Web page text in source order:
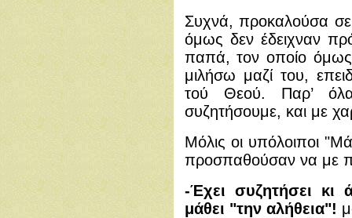
Συχνά, προκαλούσα
όμως δεν έδειχναν
παπά, τον οποίο όμως
μιλήσω μαζί του,
τού Θεού. Παρ’
συζητήσουμε, και με
Μόλις οι υπόλοιποι
προσπαθούσαν να με
-Έχει συζητήσει κι
μάθει "την αλήθεια"!